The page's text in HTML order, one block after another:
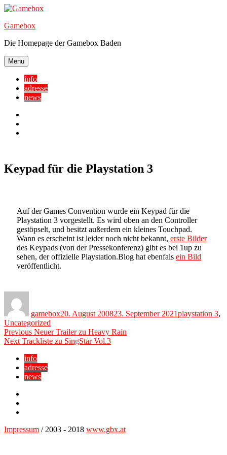
Skip
content
Gamebox
Die Homepage der Gamebox Baden
Menu
info
adresse
news
Keypad für die Playstation 3
Auf der Games Convention wurde ein Keypad für die
Playstation 3 vorgestellt. Es wird oben an den Controller
gestöpselt, und besitzt außerdem ein kleines Touchpad.
Wann es erscheint ist leider noch nicht bekannt, erste Bilder
des Keypads (von der Pressekonferenz) gibt es bei 1up zu
sehen, der offizielle Playstation.Blog hat ebenfals ein Bild
veröffentlicht.
gamebox20. August 200823. September 2021playstation 3,
Uncategorized
Beitragsnavigation
Previous Previous
post:
Neuer Trailer zu Heavy Rain
Next Next
Trackliste zu SingStar Vol.3
info
adresse
news
Impressum / 2003 - 2018 www.gbx.at